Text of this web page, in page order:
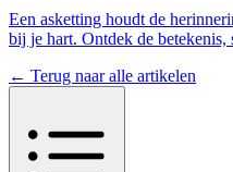
Een asketting houdt de
bij je hart. Ontdek de betekenis,
← Terug naar alle artikelen